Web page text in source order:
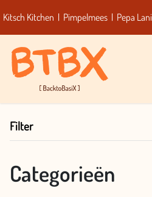
Kitsch Kitchen | Pimpelmees | Pepa Lani
Filter
Categorieën